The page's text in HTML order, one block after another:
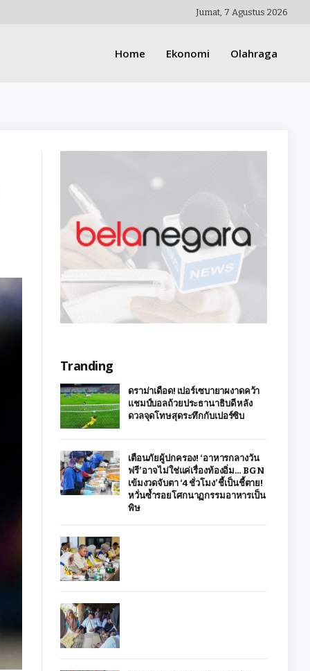
Jumat, 7 Agustus 2026
Home Ekonomi Olahraga
Tranding
ดราม่าเดือด! เปอร์เซบายาผงาดคว้า
แชมป์บอลถ้วยประธานาธิบดี หลัง
ดวลจุดโทษสุดระทึกกับเปอร์ซิบ
เตือนภัยผู้ปกครอง! ‘อาหารกลางวัน
ฟรี’ อาจไม่ใช่แค่เรื่องท้องอิ่ม… BGN
เข้มงวดจับตา ‘4 ชั่วโมง’ ชี้เป็นชี้ตาย!
หวั่นซ้ำรอยโศกนาฏกรรมอาหารเป็น
พิษ